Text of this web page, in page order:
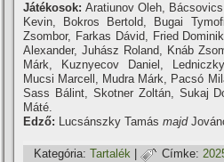
Játékosok: Aratiunov Oleh,
Kevin, Bokros Bertold, Bugai
Zsombor, Farkas Dávid, Fried
Alexander, Juhász Roland, Knáb
Márk, Kuznyecov Daniel,
Mucsi Marcell, Mudra Márk, Pacsó
Sass Bálint, Skotner Zoltán, Sukaj
Máté.
Edző: Lucsánszky Tamásmajd
Kategória: Tartalék | Címke: